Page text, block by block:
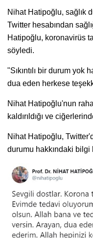
Nihat Hatipoğlu, sağlık
Twitter hesabından
Hatipoğlu, koronavirüs
söyledi.
"Sıkıntılı bir durum
dua eden herkese
Nihat Hatipoğlu'nun
kaldırıldığı ve
Nihat Hatipoğlu,
durumu hakkındaki bilgi